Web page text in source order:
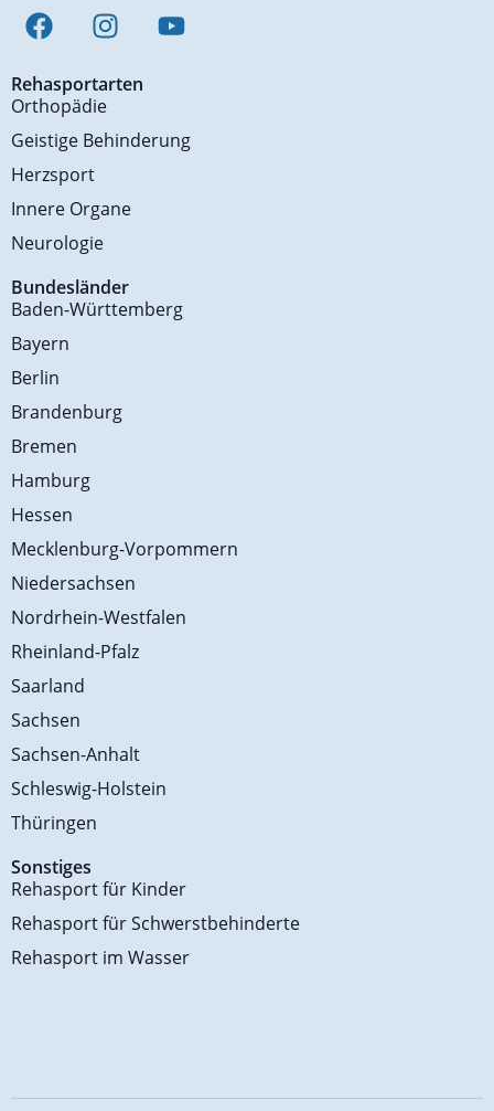
Rehasportarten
Orthopädie
Geistige Behinderung
Herzsport
Innere Organe
Neurologie
Bundesländer
Baden-Württemberg
Bayern
Berlin
Brandenburg
Bremen
Hamburg
Hessen
Mecklenburg-Vorpommern
Niedersachsen
Nordrhein-Westfalen
Rheinland-Pfalz
Saarland
Sachsen
Sachsen-Anhalt
Schleswig-Holstein
Thüringen
Sonstiges
Rehasport für Kinder
Rehasport für Schwerstbehinderte
Rehasport im Wasser